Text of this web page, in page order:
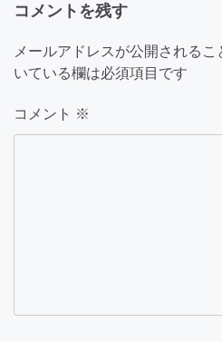
シ
ョ
ン
コメントを残す
メールアドレスが公開されるこ
いている欄は必須項目です
コメント ※